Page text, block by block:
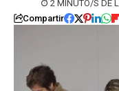
2 MINUTO/S DE
Compartir